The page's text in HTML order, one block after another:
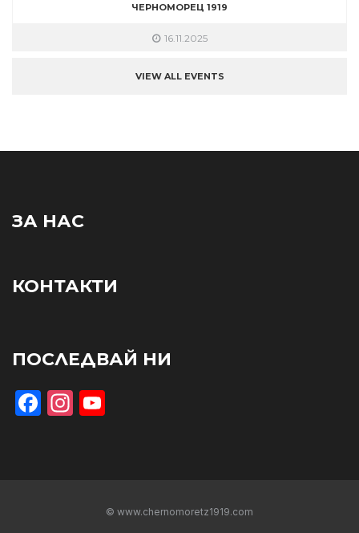
ЧЕРНОМОРЕЦ 1919
16.11.2025
VIEW ALL EVENTS
ЗА НАС
КОНТАКТИ
ПОСЛЕДВАЙ НИ
Facebook
Instagram
© www.chernomoretz1919.com